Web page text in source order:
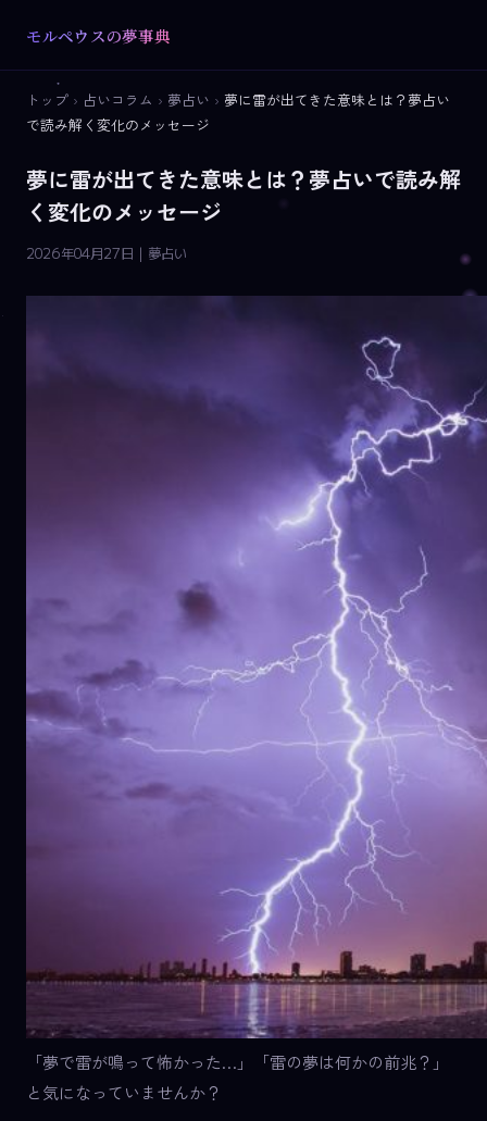
モルペウスの夢事典
トップ › 占いコラム › 夢占い › 夢に雷が出てきた意味とは？夢占い
で読み解く変化のメッセージ
夢に雷が出てきた意味とは？夢占いで読み解
く変化のメッセージ
2026年04月27日 | 夢占い
「夢で雷が鳴って怖かった…」「雷の夢は何かの前兆？」
と気になっていませんか？